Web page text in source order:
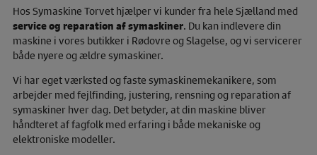
Hos Symaskine Torvet hjælper vi kunder fra hele Sjælland med
service og reparation af symaskiner. Du kan indlevere din
maskine i vores butikker i Rødovre og Slagelse, og vi servicerer
både nyere og ældre symaskiner.
Vi har eget værksted og faste symaskinemekanikere, som
arbejder med fejlfinding, justering, rensning og reparation af
symaskiner hver dag. Det betyder, at din maskine bliver
håndteret af fagfolk med erfaring i både mekaniske og
elektroniske modeller.